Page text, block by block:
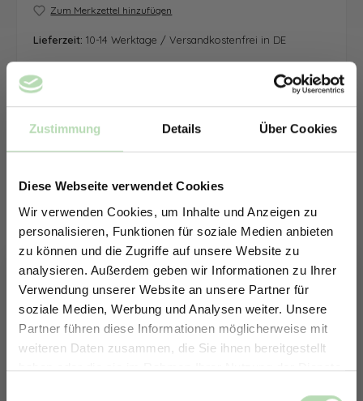
Zustimmung Details Über Cookies
Diese Webseite verwendet Cookies
Wir verwenden Cookies, um Inhalte und Anzeigen zu
personalisieren, Funktionen für soziale Medien anbieten
zu können und die Zugriffe auf unsere Website zu
analysieren. Außerdem geben wir Informationen zu Ihrer
Verwendung unserer Website an unsere Partner für
soziale Medien, Werbung und Analysen weiter. Unsere
Partner führen diese Informationen möglicherweise mit
weiteren Daten zusammen, die Sie ihnen bereitgestellt
haben oder die sie im Rahmen Ihrer Nutzung der Dienste
Zum Merkzettel hinzufügen
Lieferzeit: 10-14 Werktage / Versandkostenfrei in DE
ERHALTE 5% RABATT AUF
DEINE RÜCKWÄNDE